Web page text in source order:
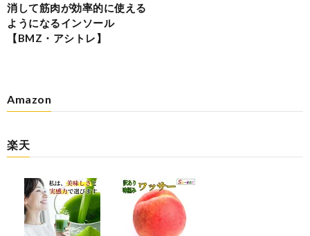
消して筋肉が効率的に使える
ようになるインソール
【BMZ・アシトレ】
Amazon
楽天